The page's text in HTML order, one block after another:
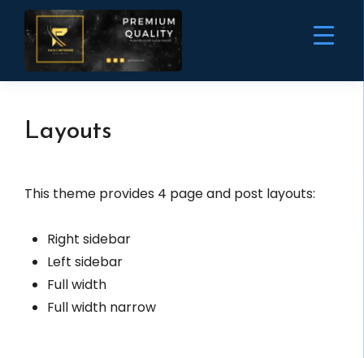
Layouts
This theme provides 4 page and post layouts:
Right sidebar
Left sidebar
Full width
Full width narrow